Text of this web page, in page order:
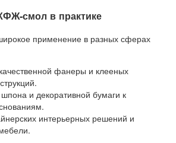
смол в практике
применение в разных сферах
фанеры и клееных
и декоративной бумаги к
интерьерных решений и